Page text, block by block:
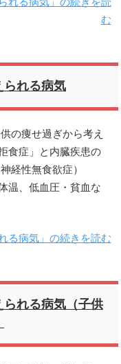
む
られる病気
の痩せ過ぎから考え
食症」と内臓疾患の
神経性無食欲症）
温、低血圧・貧血な
る病気」の続きを読む
れる病気（子供